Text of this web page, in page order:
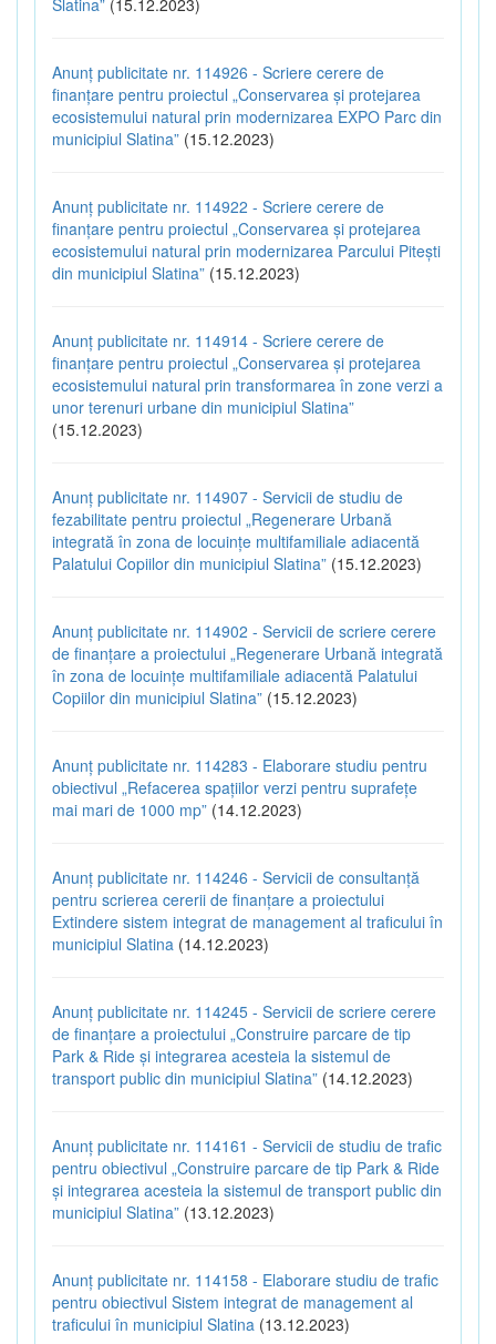
Anunț publicitate nr. 114926 - Scriere cerere de
finanțare pentru proiectul „Conservarea și protejarea
ecosistemului natural prin modernizarea EXPO Parc din
municipiul Slatina” (15.12.2023)
Anunț publicitate nr. 114922 - Scriere cerere de
finanțare pentru proiectul „Conservarea și protejarea
ecosistemului natural prin modernizarea Parcului Pitești
din municipiul Slatina” (15.12.2023)
Anunț publicitate nr. 114914 - Scriere cerere de
finanțare pentru proiectul „Conservarea și protejarea
ecosistemului natural prin transformarea în zone verzi a
unor terenuri urbane din municipiul Slatina”
(15.12.2023)
Anunț publicitate nr. 114907 - Servicii de studiu de
fezabilitate pentru proiectul „Regenerare Urbană
integrată în zona de locuințe multifamiliale adiacentă
Palatului Copiilor din municipiul Slatina” (15.12.2023)
Anunț publicitate nr. 114902 - Servicii de scriere cerere
de finanțare a proiectului „Regenerare Urbană integrată
în zona de locuințe multifamiliale adiacentă Palatului
Copiilor din municipiul Slatina” (15.12.2023)
Anunț publicitate nr. 114283 - Elaborare studiu pentru
obiectivul „Refacerea spațiilor verzi pentru suprafețe
mai mari de 1000 mp” (14.12.2023)
Anunț publicitate nr. 114246 - Servicii de consultanță
pentru scrierea cererii de finanțare a proiectului
Extindere sistem integrat de management al traficului în
municipiul Slatina (14.12.2023)
Anunț publicitate nr. 114245 - Servicii de scriere cerere
de finanțare a proiectului „Construire parcare de tip
Park & Ride și integrarea acesteia la sistemul de
transport public din municipiul Slatina” (14.12.2023)
Anunț publicitate nr. 114161 - Servicii de studiu de trafic
pentru obiectivul „Construire parcare de tip Park & Ride
și integrarea acesteia la sistemul de transport public din
municipiul Slatina” (13.12.2023)
Anunț publicitate nr. 114158 - Elaborare studiu de trafic
pentru obiectivul Sistem integrat de management al
traficului în municipiul Slatina (13.12.2023)